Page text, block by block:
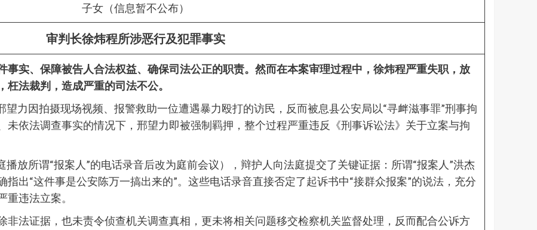
子女（信息暂不公布）
审判长徐炜程所涉恶行及犯罪事实
事实、保障被告人合法权益、确保司法公正的职责。然而在本案审理过程中，徐炜程严重失职，放
法裁判，造成严重的司法不公。
力因拍摄现场视频、报警救助一位遭遇暴力殴打的访民，反而被息县公安局以“寻衅滋事罪”刑事拘
未依法调查事实的情况下，邢望力即被强制羁押，整个过程严重违反《刑事诉讼法》关于立案与拘
放所谓“报案人”的电话录音后改为庭前会议），辩护人向法庭提交了关键证据：所谓“报案人”洪杰
出“这件事是公安陈万一搞出来的”。这些电话录音直接否定了起诉书中“接群众报案”的说法，充分
违法立案。
非法证据，也未责令侦查机关调查真相，更未将相关问题移交检察机关监督处理，反而配合公诉方